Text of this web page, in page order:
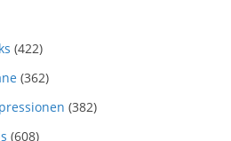
(422)
(362)
(382)
(608)